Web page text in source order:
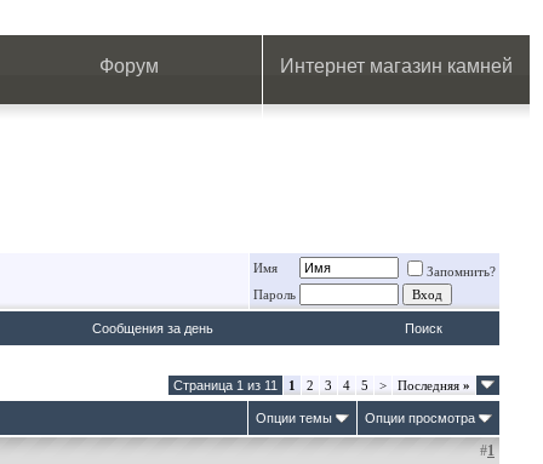
Форум Интернет магазин камней
Имя
Запомнить?
Пароль
Сообщения за день Поиск
Страница 1 из 11 1 2 3 4 5 > Последняя »
Опции темы Опции просмотра
#1